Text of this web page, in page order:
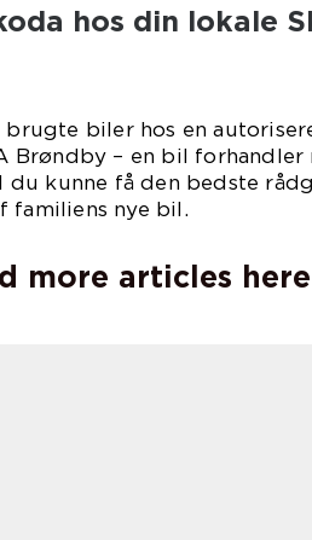
hos din lokale
biler hos en
Brøndby – en bil forhandler
kunne få den bedste
familiens nye bil.
more articles here